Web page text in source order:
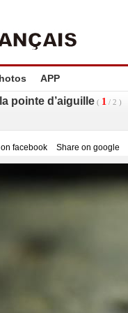
APP
pointe d’aiguille ( 1 / 2 )
facebook Share on google